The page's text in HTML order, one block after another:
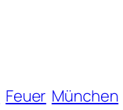
Feuer München